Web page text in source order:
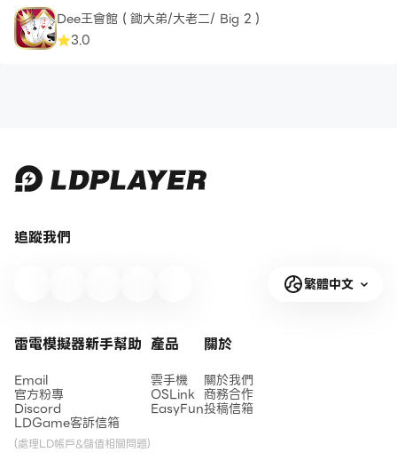
Dee王會館（鋤大弟/大老二/ Big 2）
3.0
追蹤我們
繁體中文
雷電模擬器新手幫助
Email
官方粉專
Discord
LDGame客訴信箱
(處理LD帳戶&儲值相關問題)
產品
雲手機
OSLink
EasyFun
關於
關於我們
商務合作
投稿信箱